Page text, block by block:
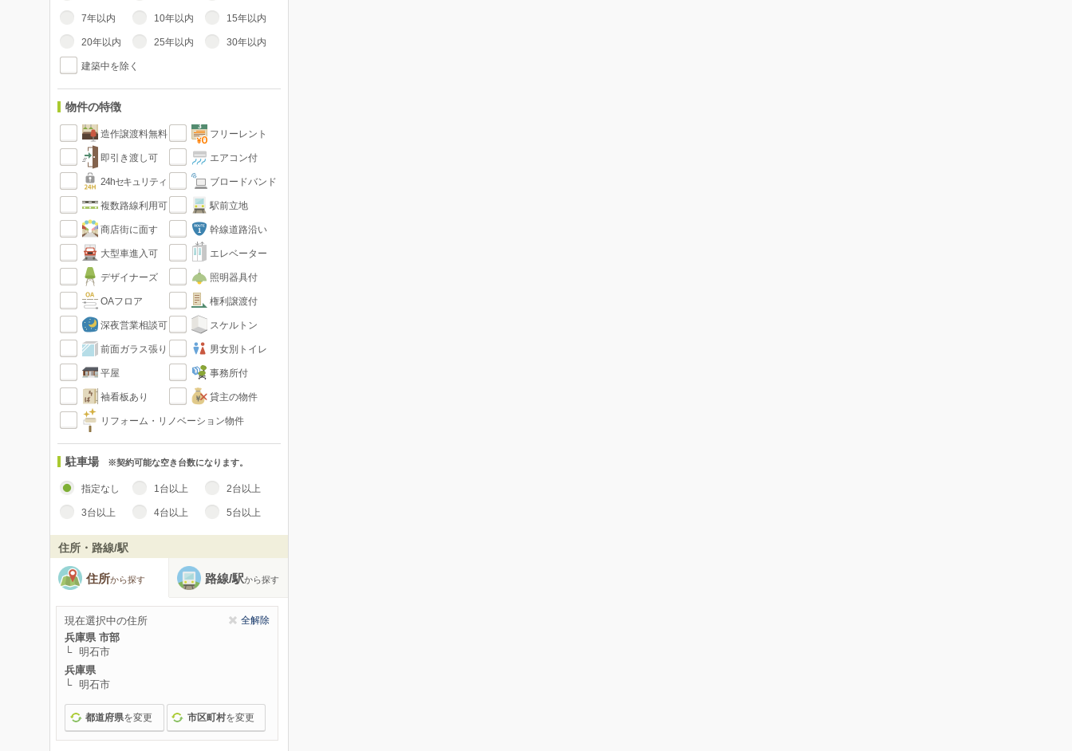
7年以内 10年以内 15年以内
20年以内 25年以内 30年以内
建築中を除く
物件の特徴
造作譲渡料無料 フリーレント
即引き渡し可 エアコン付
24hセキュリティ ブロードバンド
複数路線利用可 駅前立地
商店街に面す 幹線道路沿い
大型車進入可 エレベーター
デザイナーズ 照明器具付
OAフロア 権利譲渡付
深夜営業相談可 スケルトン
前面ガラス張り 男女別トイレ
平屋 事務所付
袖看板あり 貸主の物件
リフォーム・リノベーション物件
駐車場 ※契約可能な空き台数になります。
指定なし 1台以上 2台以上
3台以上 4台以上 5台以上
住所・路線/駅
住所から探す 路線/駅から探す
現在選択中の住所 全解除
兵庫県 市部
明石市
兵庫県
明石市
都道府県を変更 市区町村を変更